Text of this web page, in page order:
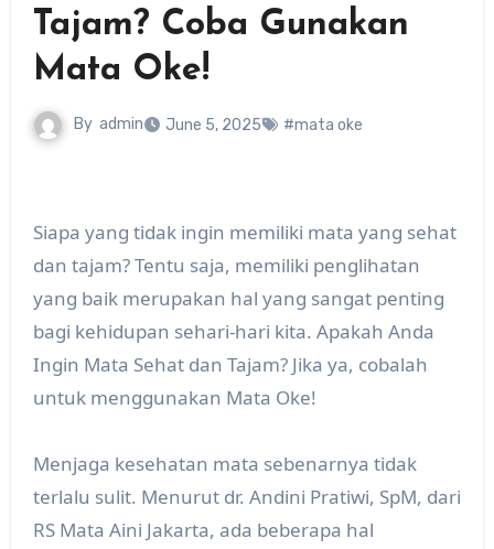
Tajam? Coba Gunakan
Mata Oke!
By admin June 5, 2025 #mata oke
Siapa yang tidak ingin memiliki mata yang sehat
dan tajam? Tentu saja, memiliki penglihatan
yang baik merupakan hal yang sangat penting
bagi kehidupan sehari-hari kita. Apakah Anda
Ingin Mata Sehat dan Tajam? Jika ya, cobalah
untuk menggunakan Mata Oke!
Menjaga kesehatan mata sebenarnya tidak
terlalu sulit. Menurut dr. Andini Pratiwi, SpM, dari
RS Mata Aini Jakarta, ada beberapa hal